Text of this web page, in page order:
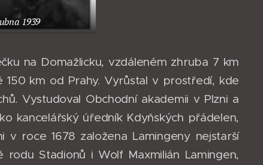
1939
na Domažlicku, vzdáleném zhruba 7 km
km od Prahy. Vyrůstal v prostředí, kde
Vystudoval Obchodní akademii v Plzni a
kancelářský úředník Kdyňských přádelen,
roce 1678 založena Lamingeny nejstarší
Stadionů i Wolf Maxmilián Lamingen,